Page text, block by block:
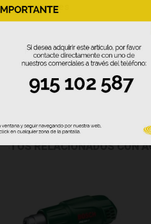
Opiniones
Poly Shut Off Valve
RELACIONADOS CON